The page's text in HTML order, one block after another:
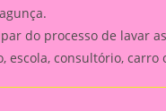
do processo de lavar
escola, consultório, carro